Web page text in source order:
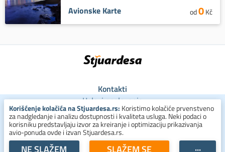
Avionske Karte od0Kč
Kontakti
Uslovi poslovanja
Uslovi za kolačiće
Zaštita ličnih podataka
+381 800 300 137
Korišćenje kolačića na Stjuardesa.rs: Koristimo kolačiće prvenstveno
za nadgledanje i analizu dostupnosti i kvaliteta usluga. Neki podaci o
korisniku predstavljaju izvor za kreiranje i optimizaciju prikazivanja
avio-ponuda ovde i izvan Stjuardesa.rs.
NE SLAŽEM SLAŽEM SE ···